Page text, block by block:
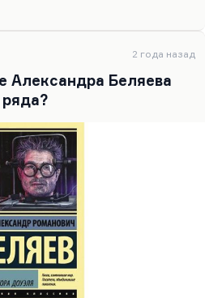
2 года назад
Александра Беляева